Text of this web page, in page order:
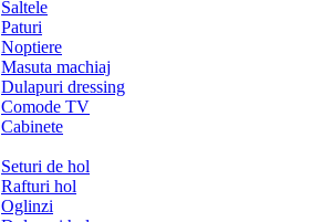
Saltele
Paturi
Noptiere
Masuta machiaj
Dulapuri dressing
Comode TV
Cabinete
Seturi de hol
Rafturi hol
Oglinzi